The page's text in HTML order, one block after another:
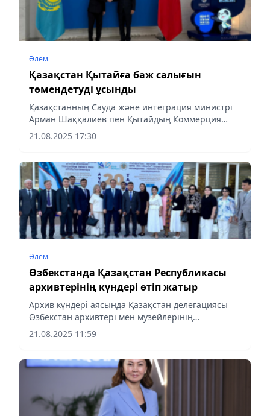
Әлем
Қазақстан Қытайға баж салығын
төмендетуді ұсынды
Қазақстанның Сауда және интеграция министрі
Арман Шаққалиев пен Қытайдың Коммерция
министрі Ван Вэньтао екі ел арасындағы сауда
айналымын 2030 жылға қарай екі есеге ұлғайтуды
21.08.2025 17:30
Әлем
Өзбекстанда Қазақстан Республикасы
архивтерінің күндері өтіп жатыр
Архив күндері аясында Қазақстан делегациясы
Өзбекстан архивтері мен музейлерінің
қызметімен танысты, деп хабарлайды
aqshamnews.kz ҚР Мәдениет және ақпарат
21.08.2025 11:59